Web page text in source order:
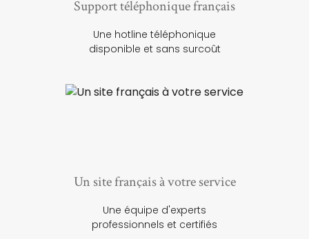
Support téléphonique français
Une hotline téléphonique
disponible et sans surcoût
Un site français à votre service
Une équipe d'experts
professionnels et certifiés